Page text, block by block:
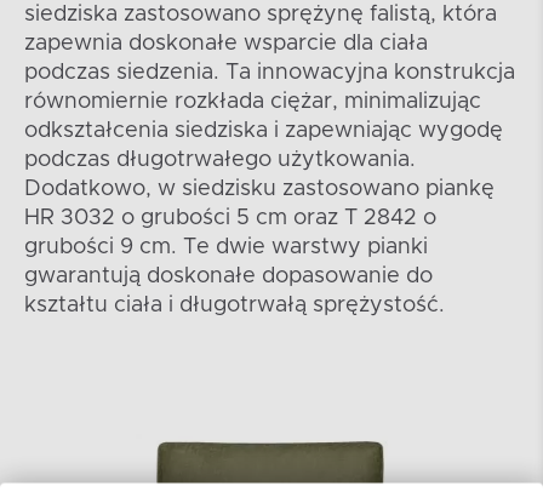
siedziska zastosowano sprężynę falistą, która
zapewnia doskonałe wsparcie dla ciała
podczas siedzenia. Ta innowacyjna konstrukcja
równomiernie rozkłada ciężar, minimalizując
odkształcenia siedziska i zapewniając wygodę
podczas długotrwałego użytkowania.
Dodatkowo, w siedzisku zastosowano piankę
HR 3032 o grubości 5 cm oraz T 2842 o
grubości 9 cm. Te dwie warstwy pianki
gwarantują doskonałe dopasowanie do
kształtu ciała i długotrwałą sprężystość.